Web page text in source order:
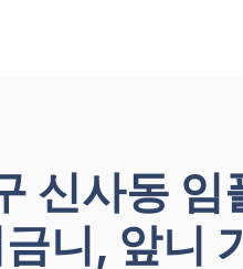
신사동
니, 앞니